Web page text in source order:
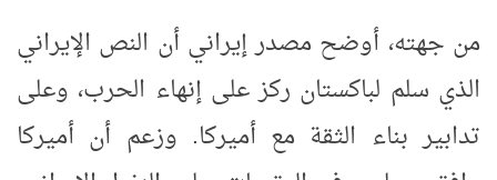
من جهته، أوضح مصدر إيراني أن النص الإيراني
الذي سلم لباكستان ركز على إنهاء الحرب، وعلى
تدابير بناء الثقة مع أميركا. وزعم أن أميركا